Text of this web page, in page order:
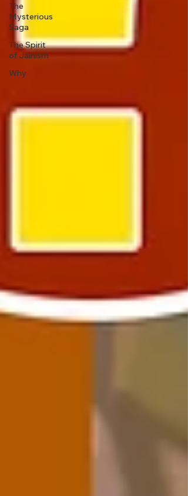
The
Mysterious
Saga
The Spirit
of Jainism
Why